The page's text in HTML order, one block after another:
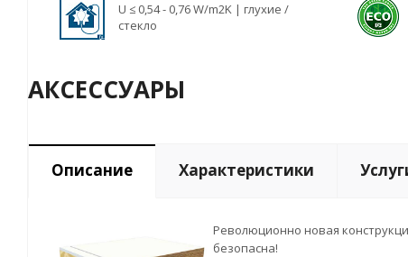
U ≤ 0,54 - 0,76 W/m2K | глухие /
стекло
АКСЕССУАРЫ
Описание Характеристики
Революционно новая
безопасна!